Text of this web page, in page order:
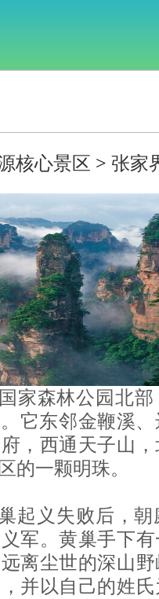
核心景区 > 张家
家森林公园北部
它东邻金鞭溪
，西通天子山
的一颗明珠。
起义失败后，
军。黄巢手下
离尘世的深山
并以自己的姓